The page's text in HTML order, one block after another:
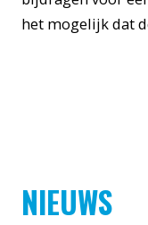
het mogelijk dat
NIEUWS